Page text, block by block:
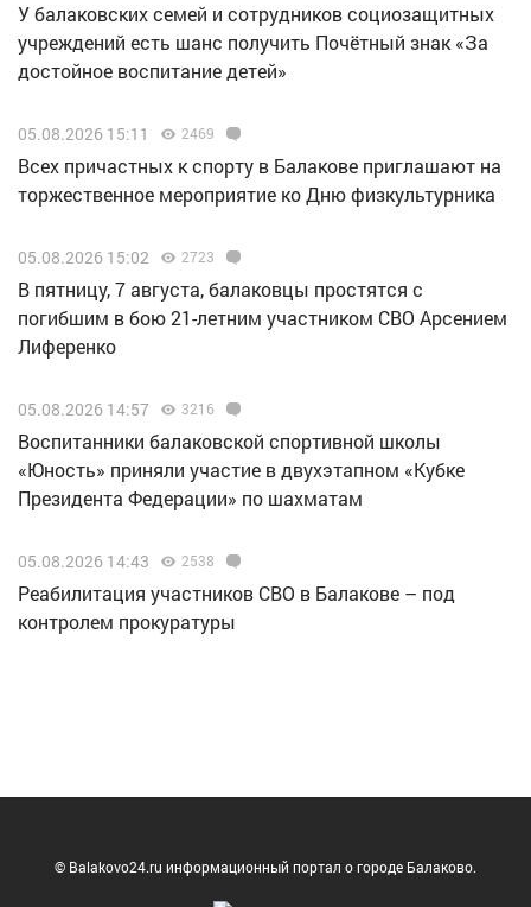
У балаковских семей и сотрудников социозащитных
учреждений есть шанс получить Почётный знак «За
достойное воспитание детей»
05.08.2026 15:11 2469
Всех причастных к спорту в Балакове приглашают на
торжественное мероприятие ко Дню физкультурника
05.08.2026 15:02 2723
В пятницу, 7 августа, балаковцы простятся с
погибшим в бою 21-летним участником СВО Арсением
Лиференко
05.08.2026 14:57 3216
Воспитанники балаковской спортивной школы
«Юность» приняли участие в двухэтапном «Кубке
Президента Федерации» по шахматам
05.08.2026 14:43 2538
Реабилитация участников СВО в Балакове – под
контролем прокуратуры
© Balakovo24.ru информационный портал о городе Балаково.